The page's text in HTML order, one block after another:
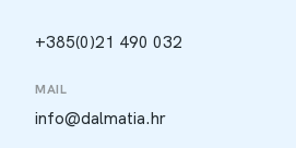
+385(0)21 490 032
MAIL
info@dalmatia.hr